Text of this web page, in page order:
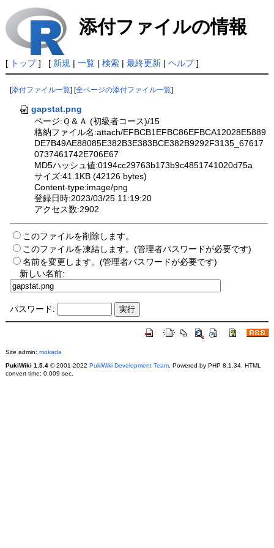
添付ファイルの情報
[ トップ] [ 新規 | 一覧| 検索| 最終更新| ヘルプ]
[添付ファイル一覧 ] [全ページの添付ファイル一覧
gapstat.png
ページ:Ｑ＆Ａ (初級者コース)/15
格納ファイル名:attach/EFBCB1EFBC86EFBCA12028E5889
DE7B49AE88085E382B3E383BCE382B9292F3135_67617
0737461742E706E67
MD5ハッシュ値:0194cc29763b173b9c4851741020d75a
サイズ:41.1KB (42126 bytes)
Content-type:image/png
登録日時:2023/03/25 11:19:20
アクセス数:2902
このファイルを削除します。
このファイルを凍結します。(管理者パスワードが必要です)
名前を変更します。(管理者パスワードが必要です)
新しい名前:
パスワード:
Site admin: mokada
PukiWiki 1.5.4© 2001-2022 PukiWiki Development Team. Powered by PHP 8.1.34. HTML
convert time: 0.009 sec.